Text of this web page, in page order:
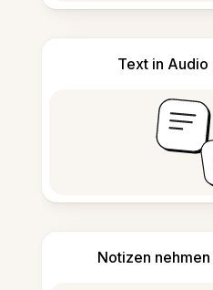
Text in Audio
Notizen